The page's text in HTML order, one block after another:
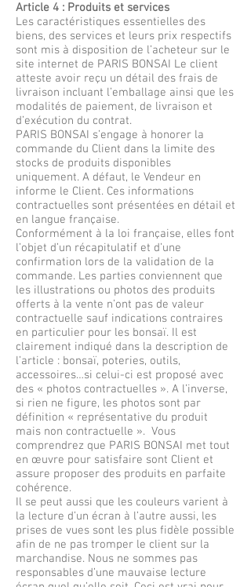
Article 4 : Produits et services
Les caractéristiques essentielles des
biens, des services et leurs prix respectifs
sont mis à disposition de l’acheteur sur le
site internet de PARIS BONSAI Le client
atteste avoir reçu un détail des frais de
livraison incluant l’emballage ainsi que les
modalités de paiement, de livraison et
d’exécution du contrat.
PARIS BONSAI s’engage à honorer la
commande du Client dans la limite des
stocks de produits disponibles
uniquement. A défaut, le Vendeur en
informe le Client. Ces informations
contractuelles sont présentées en détail et
en langue française.
Conformément à la loi française, elles font
l’objet d’un récapitulatif et d’une
confirmation lors de la validation de la
commande. Les parties conviennent que
les illustrations ou photos des produits
offerts à la vente n’ont pas de valeur
contractuelle sauf indications contraires
en particulier pour les bonsaï. Il est
clairement indiqué dans la description de
l’article : bonsaï, poteries, outils,
accessoires…si celui-ci est proposé avec
des « photos contractuelles ». A l’inverse,
si rien ne figure, les photos sont par
définition « représentative du produit
mais non contractuelle ». Vous
comprendrez que PARIS BONSAI met tout
en œuvre pour satisfaire sont Client et
assure proposer des produits en parfaite
cohérence.
Il se peut aussi que les couleurs varient à
la lecture d’un écran à l’autre aussi, les
prises de vues sont les plus fidèle possible
afin de ne pas tromper le client sur la
marchandise. Nous ne sommes pas
responsables d’une mauvaise lecture